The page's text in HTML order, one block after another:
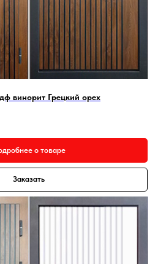
винорит Грецкий орех
о товаре
Заказать